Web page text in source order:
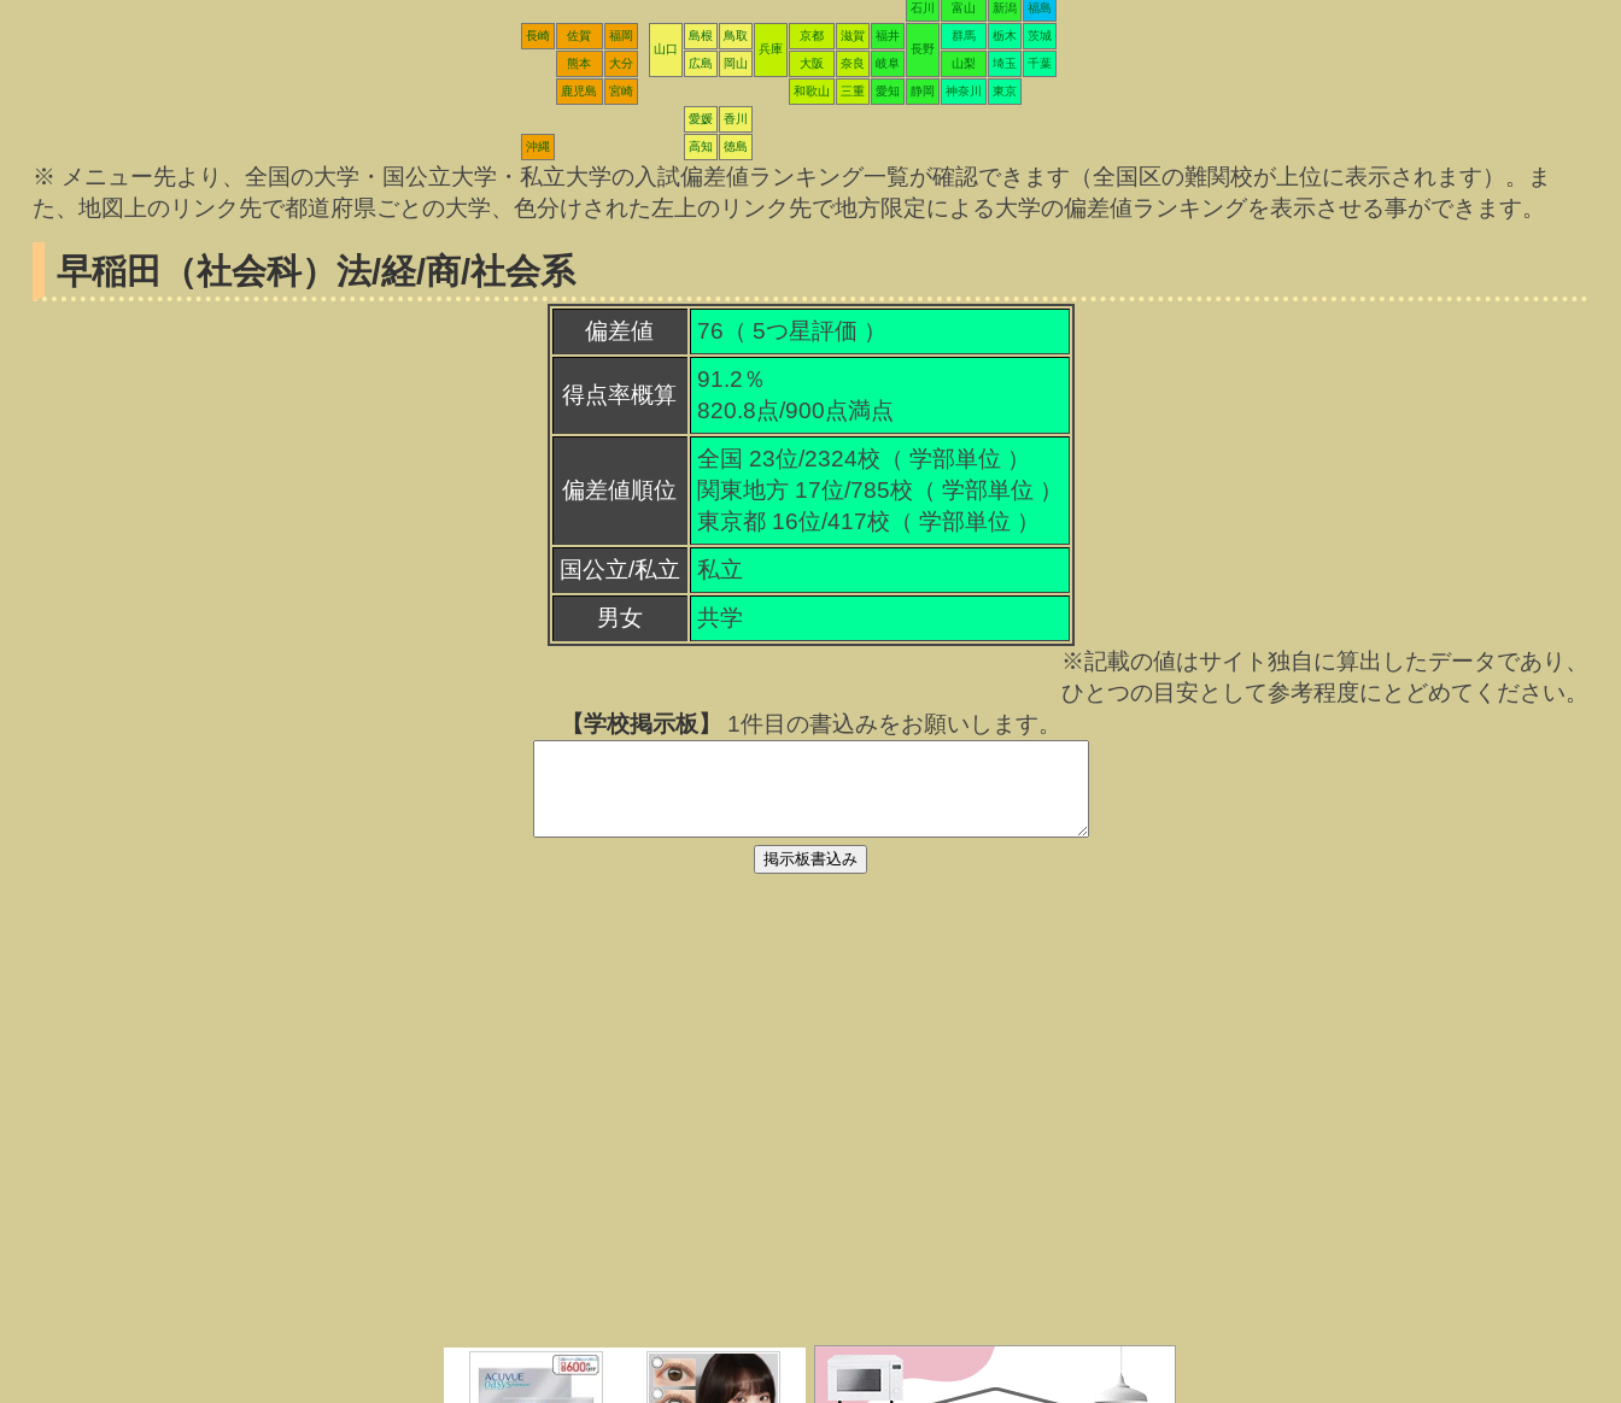
石川 富山 新潟 福島
長崎 佐賀
福岡
山口
島根
鳥取
兵庫
京都 滋賀
福井
長野
群馬 栃木 茨城
熊本 大分 広島 岡山 大阪 奈良 岐阜 山梨 埼玉 千葉
鹿児島 宮崎 和歌山 三重 愛知 静岡 神奈川 東京
愛媛 香川
沖縄 高知 徳島
※ メニュー先より、全国の大学・国公立大学・私立大学の入試偏差値ランキング一覧が確認できます（全国区の難関校が上位に表示されます）。ま
た、地図上のリンク先で都道府県ごとの大学、色分けされた左上のリンク先で地方限定による大学の偏差値ランキングを表示させる事ができます。
早稲田（社会科） 法/経/商/社会系
偏差値 76（ 5つ星評価 ）
得点率概算
91.2％
820.8点/900点満点
偏差値順位
全国 23位/2324校（ 学部単位 ）
関東地方 17位/785校（ 学部単位 ）
東京都 16位/417校（ 学部単位 ）
国公立/私立
私立
男女
共学
※記載の値はサイト独自に算出したデータであり、
ひとつの目安として参考程度にとどめてください。
【学校掲示板】
1件目の書込みをお願いします。